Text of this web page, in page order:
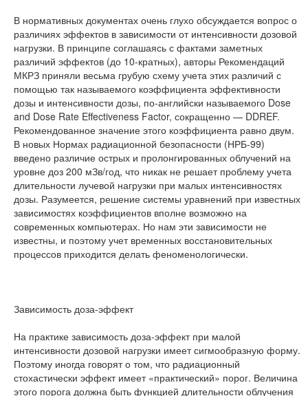
В нормативных документах очень глухо обсуждается вопрос о
различиях эффектов в зависимости от интенсивности дозовой
нагрузки. В принципе соглашаясь с фактами заметных
различий эффектов (до 10-кратных), авторы Рекомендаций
МКРЗ приняли весьма грубую схему учета этих различий с
помощью так называемого коэффициента эффективности
дозы и интенсивности дозы, по-английски называемого Dose
and Dose Rate Effectiveness Factor, сокращенно — DDREF.
Рекомендованное значение этого коэффициента равно двум.
В новых Нормах радиационной безопасности (НРБ-99)
введено различие острых и пролонгированных облучений на
уровне доз 200 мЗв/год, что никак не решает проблему учета
длительности лучевой нагрузки при малых интенсивностях
дозы. Разумеется, решение системы уравнений при известных
зависимостях коэффициентов вполне возможно на
современных компьютерах. Но нам эти зависимости не
известны, и поэтому учет временных восстановительных
процессов приходится делать феноменологически.
Зависимость доза-эффект
На практике зависимость доза-эффект при малой
интенсивности дозовой нагрузки имеет сигмообразную форму.
Поэтому иногда говорят о том, что радиационный
стохастически эффект имеет «практический» порог. Величина
этого порога должна быть функцией длительности облучения